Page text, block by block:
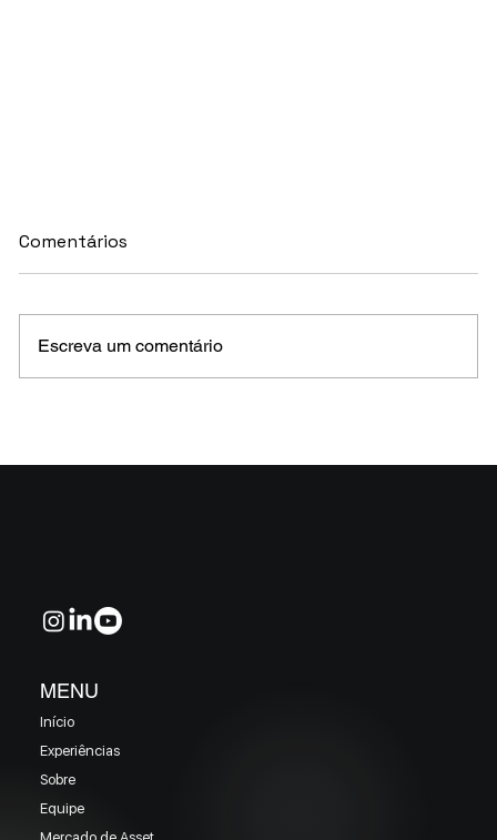
Comentários
Escreva um comentário
Início
Experiências
Sobre
Equipe
MENU